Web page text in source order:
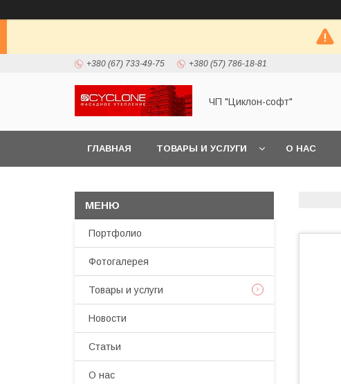
+380 (67) 733-49-75 +380 (57) 786-18-81
ЧП "Циклон-софт"
ГЛАВНАЯ ТОВАРЫ И УСЛУГИ О НАС
Портфолио
Фотогалерея
Товары и услуги
Новости
Статьи
О нас